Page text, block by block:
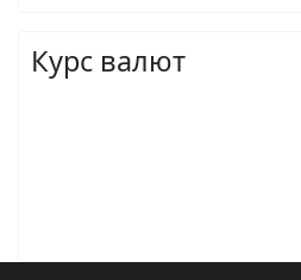
Курс валют